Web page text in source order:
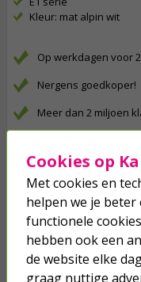
Kleur: mat alpin wit
Op werkdagen voor
Nergens goedkoper!
Meer dan 2 miljoen
Klanten geven
Al 4 keer verkozen
Anderen kochten
Cookies op
Met cookies en
helpen we je
functionele
hebben ook een
de website elke
graag nuttige